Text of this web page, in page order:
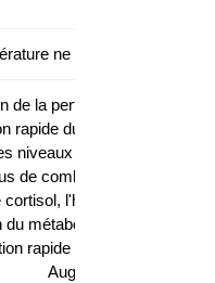
ne dépassant pas 25
de la performance de la
rapide du volume
niveaux d'IGF jusqu'à 200
de combustion des
l'hormone
métabolisme des
rapide après
Augmentation de la